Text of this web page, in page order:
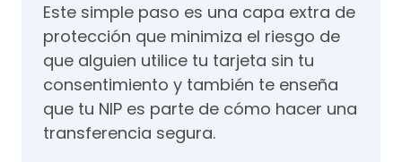
Este simple paso es una capa extra de
protección que minimiza el riesgo de
que alguien utilice tu tarjeta sin tu
consentimiento y también te enseña
que tu NIP es parte de cómo hacer una
transferencia segura.